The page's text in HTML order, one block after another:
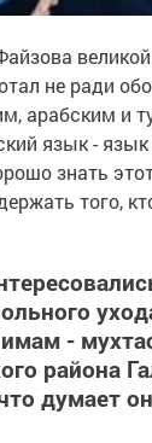
не ради
арабским и
язык -
знать
того,
-
района
думает